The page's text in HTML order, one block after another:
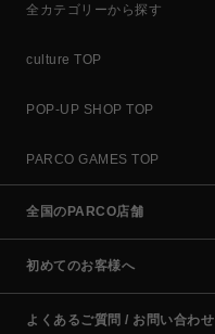
全カテゴリーから探す
culture TOP
POP-UP SHOP TOP
PARCO GAMES TOP
全国のPARCO店舗
初めてのお客様へ
よくあるご質問 / お問い合わせ